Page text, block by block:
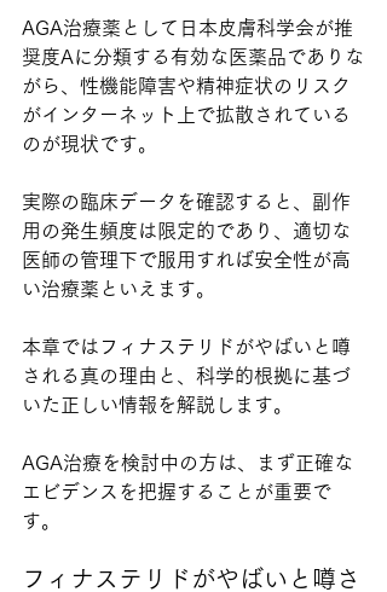
AGA治療薬として日本皮膚科学会が推
奨度Aに分類する有効な医薬品でありな
がら、性機能障害や精神症状のリスク
がインターネット上で拡散されている
のが現状です。
実際の臨床データを確認すると、副作
用の発生頻度は限定的であり、適切な
医師の管理下で服用すれば安全性が高
い治療薬といえます。
本章ではフィナステリドがやばいと噂
される真の理由と、科学的根拠に基づ
いた正しい情報を解説します。
AGA治療を検討中の方は、まず正確な
エビデンスを把握することが重要で
す。
フィナステリドがやばいと噂さ